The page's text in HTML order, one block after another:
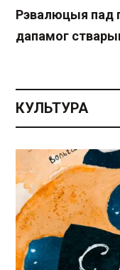
Рэвалюцыя пад
дапамог
КУЛЬТУРА